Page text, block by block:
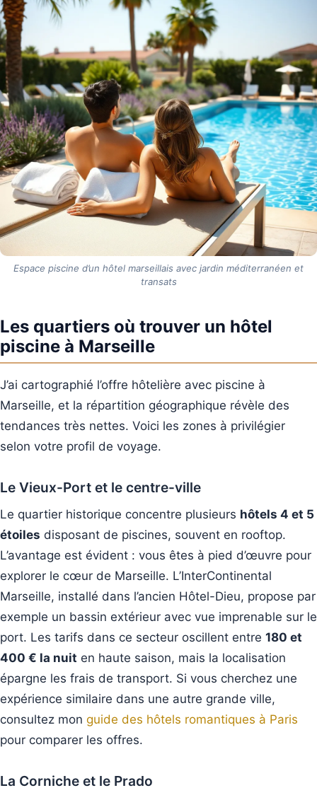
Espace piscine d’un hôtel marseillais avec jardin méditerranéen et
transats
Les quartiers où trouver un hôtel
piscine à Marseille
J’ai cartographié l’offre hôtelière avec piscine à
Marseille, et la répartition géographique révèle des
tendances très nettes. Voici les zones à privilégier
selon votre profil de voyage.
Le Vieux-Port et le centre-ville
Le quartier historique concentre plusieurs hôtels 4 et 5
étoiles disposant de piscines, souvent en rooftop.
L’avantage est évident : vous êtes à pied d’œuvre pour
explorer le cœur de Marseille. L’InterContinental
Marseille, installé dans l’ancien Hôtel-Dieu, propose par
exemple un bassin extérieur avec vue imprenable sur le
port. Les tarifs dans ce secteur oscillent entre 180 et
400 € la nuit en haute saison, mais la localisation
épargne les frais de transport. Si vous cherchez une
expérience similaire dans une autre grande ville,
consultez mon guide des hôtels romantiques à Paris
pour comparer les offres.
La Corniche et le Prado